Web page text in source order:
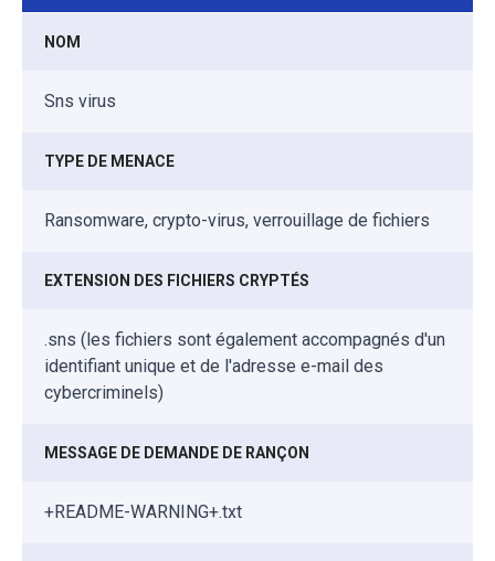
NOM
Sns virus
TYPE DE MENACE
Ransomware, crypto-virus, verrouillage de fichiers
EXTENSION DES FICHIERS CRYPTÉS
.sns (les fichiers sont également accompagnés d'un
identifiant unique et de l'adresse e-mail des
cybercriminels)
MESSAGE DE DEMANDE DE RANÇON
+README-WARNING+.txt